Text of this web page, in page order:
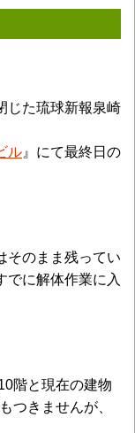
じた琉球新報泉崎
ル 』にて最終日の
そのまま残ってい
でに解体作業に入
階と現在の建物
つきませんが、